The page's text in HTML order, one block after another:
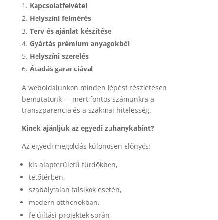
Kapcsolatfelvétel
Helyszíni felmérés
Terv és ajánlat készítése
Gyártás prémium anyagokból
Helyszíni szerelés
Átadás garanciával
A weboldalunkon minden lépést részletesen
bemutatunk — mert fontos számunkra a
transzparencia és a szakmai hitelesség.
Kinek ajánljuk az egyedi zuhanykabint?
Az egyedi megoldás különösen előnyös:
kis alapterületű fürdőkben,
tetőtérben,
szabálytalan falsíkok esetén,
modern otthonokban,
felújítási projektek során,